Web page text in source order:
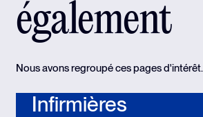
également
Nous avons regroupé ces pages d'intérêt.
Infirmières